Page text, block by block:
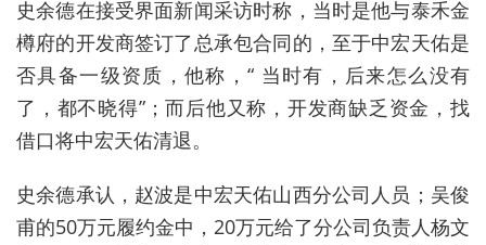
史余德在接受界面新闻采访时称，当时是他与泰禾金
樽府的开发商签订了总承包合同的，至于中宏天佑是
否具备一级资质，他称，“ 当时有，后来怎么没有
了，都不晓得”；而后他又称，开发商缺乏资金，找
借口将中宏天佑清退。
史余德承认，赵波是中宏天佑山西分公司人员；吴俊
甫的50万元履约金中，20万元给了分公司负责人杨文